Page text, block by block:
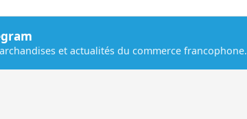
et actualités du commerce francophone.